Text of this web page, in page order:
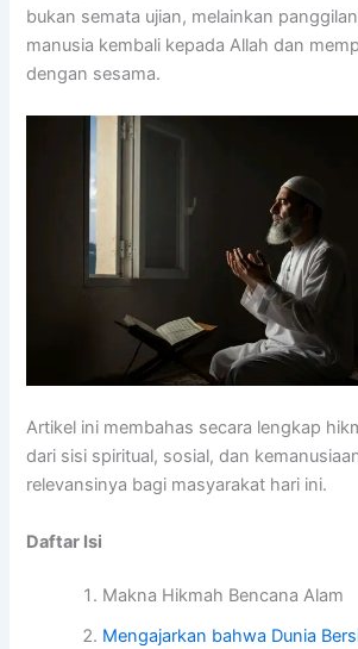
bukan semata ujian, melainkan
manusia kembali kepada Allah dan
dengan sesama.
Artikel ini membahas secara lengkap
dari sisi spiritual, sosial, dan
relevansinya bagi masyarakat hari ini.
Daftar Isi
Makna Hikmah Bencana Alam
Mengajarkan bahwa Dunia